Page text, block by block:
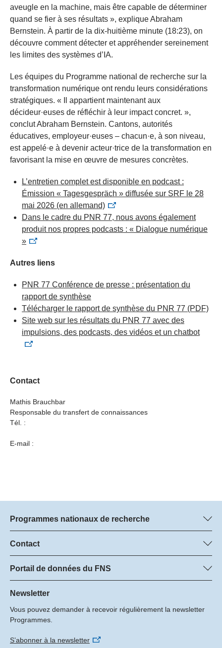
aveugle en la machine, mais être capable de déterminer
quand se fier à ses résultats », explique Abraham
Bernstein. À partir de la dix-huitième minute (18:23), on
découvre comment détecter et appréhender sereinement
les limites des systèmes d’IA.
Les équipes du Programme national de recherche sur la
transformation numérique ont rendu leurs considérations
stratégiques. « Il appartient maintenant aux
décideur·euses de réfléchir à leur impact concret. »,
conclut Abraham Bernstein. Cantons, autorités
éducatives, employeur·euses – chacun·e, à son niveau,
est appelé·e à devenir acteur·trice de la transformation en
favorisant la mise en œuvre de mesures concrètes.
L’entretien complet est disponible en podcast :
Émission « Tagesgespräch » diffusée sur SRF le 28
mai 2026 (en allemand)
Dans le cadre du PNR 77, nous avons également
produit nos propres podcasts : « Dialogue numérique
»
Autres liens
PNR 77 Conférence de presse : présentation du
rapport de synthèse
Télécharger le rapport de synthèse du PNR 77 (PDF)
Site web sur les résultats du PNR 77 avec des
impulsions, des podcasts, des vidéos et un chatbot
Contact
Mathis Brauchbar
Responsable du transfert de connaissances
Tél. :
E-mail :
Programmes nationaux de recherche
Vous trouverez ici des informations sur tous les Programmes
nationaux de recherche (PNR) :
Tous les PNR
Contact
Managers du programme
Dr. Marjory Hunt, FNS
Dr. Boris Buzek, FNS
Tél.: +
E-mail:
Portail de données du FNS
Vous trouverez ici des informations complètes sur les projets de
recherche et les subsides approuvés par le FNS.
Recherche de projets
Newsletter
Vous pouvez demander à recevoir régulièrement la newsletter
Programmes.
S’abonner à la newsletter